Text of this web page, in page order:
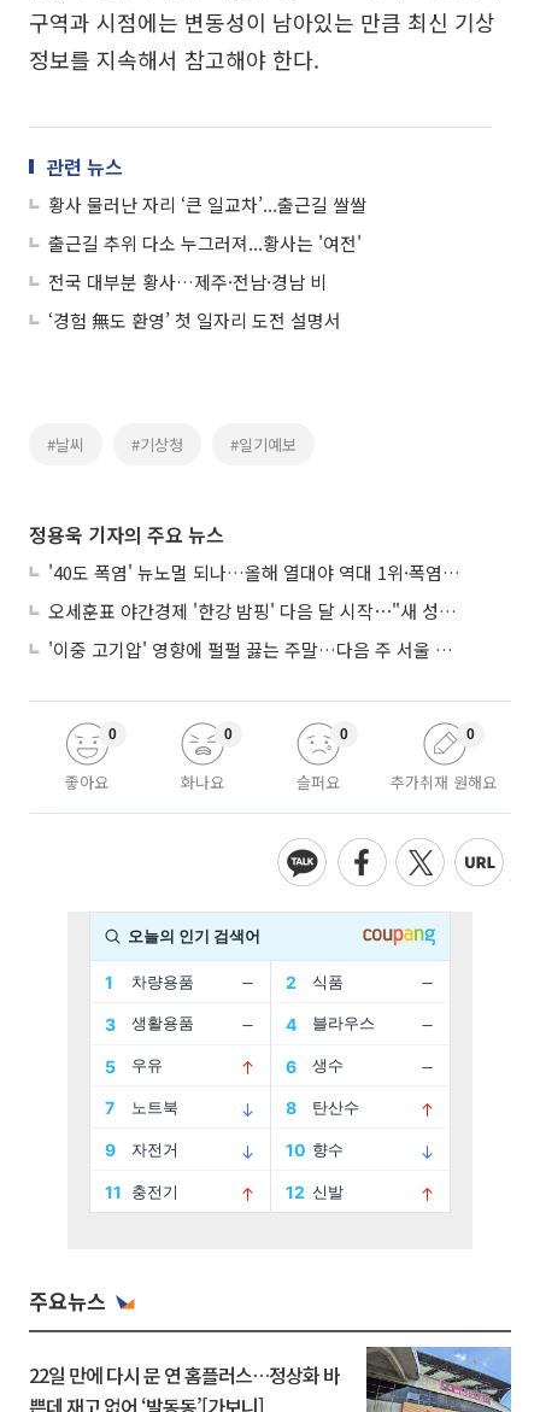
구역과 시점에는 변동성이 남아있는 만큼 최신 기상
정보를 지속해서 참고해야 한다.
관련 뉴스
황사 물러난 자리 ‘큰 일교차’...출근길 쌀쌀
출근길 추위 다소 누그러져...황사는 '여전'
전국 대부분 황사…제주·전남·경남 비
‘경험 無도 환영’ 첫 일자리 도전 설명서
#날씨 #기상청 #일기예보
정용욱 기자의 주요 뉴스
'40도 폭염' 뉴노멀 되나…올해 열대야 역대 1위·폭염일수 평년 3배 넘어
오세훈표 야간경제 '한강 밤핑' 다음 달 시작⋯"새 성장동력 만들 것"
'이중 고기압' 영향에 펄펄 끓는 주말…다음 주 서울 포함 서쪽이 더 덥다
좋아요
0
화나요
0
슬퍼요
0
추가취재 원해요
0
주요뉴스
22일 만에 다시 문 연 홈플러스…정상화 바
쁜데 재고 없어 ‘발동동’[가보니]